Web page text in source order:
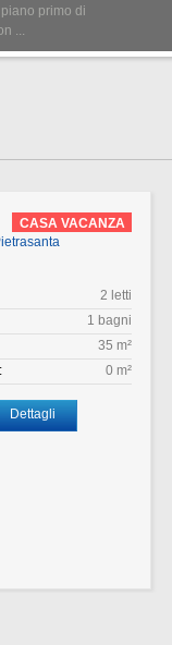
primo di
...
CASA VACANZA
2 letti
1 bagni
35 m²
0 m²
Dettagli